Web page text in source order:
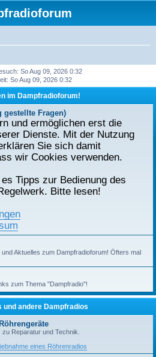
So Aug 09, 2026 0:32
So Aug 09, 2026 0:32
im Dampfradioforum!
gestellte Fragen)
und ermöglichen erst die
Dienste. Mit der Nutzung
Sie sich damit
wir Cookies verwenden.
Tipps zur Bedienung des
Bitte lesen!
Aktuelles zum Dampfradioforum! Öfters mal
zum Thema "Dampfradio"!
und andere Dampfradios
Reparatur und Technik.
eines Röhrenradios